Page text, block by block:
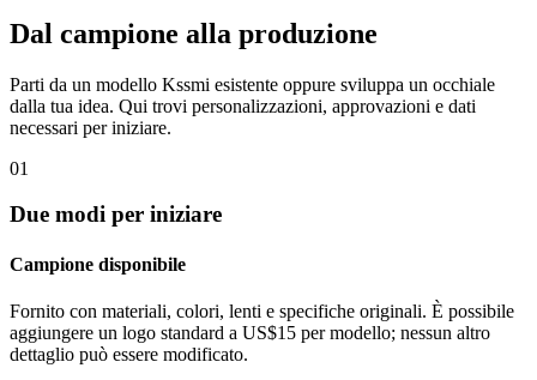
Dal campione alla produzione
Parti da un modello Kssmi esistente oppure sviluppa un occhiale
dalla tua idea. Qui trovi personalizzazioni, approvazioni e dati
necessari per iniziare.
01
Due modi per iniziare
Campione disponibile
Fornito con materiali, colori, lenti e specifiche originali. È possibile
aggiungere un logo standard a US$15 per modello; nessun altro
dettaglio può essere modificato.